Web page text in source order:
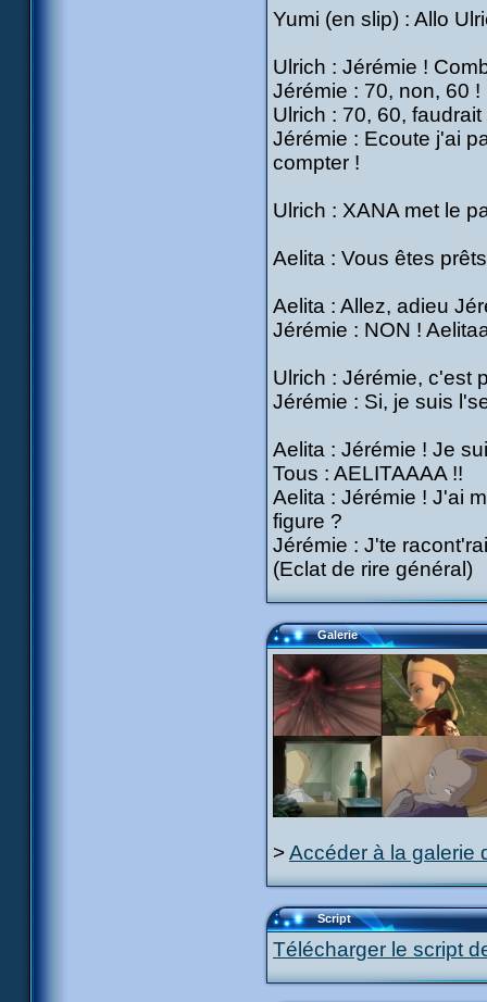
Yumi (en slip) : Allo
Ulrich : Jérémie !
Jérémie : 70, non, 60 !
Ulrich : 70, 60,
Jérémie : Ecoute j'ai
compter !
Ulrich : XANA met le
Aelita : Vous êtes
Aelita : Allez, adieu
Jérémie : NON !
Ulrich : Jérémie, c'est
Jérémie : Si, je suis
Aelita : Jérémie ! Je
Tous : AELITAAAA !!
Aelita : Jérémie ! J'ai
figure ?
Jérémie : J'te
(Eclat de rire général)
Galerie
>Accéder à la galerie
Script
Télécharger le script